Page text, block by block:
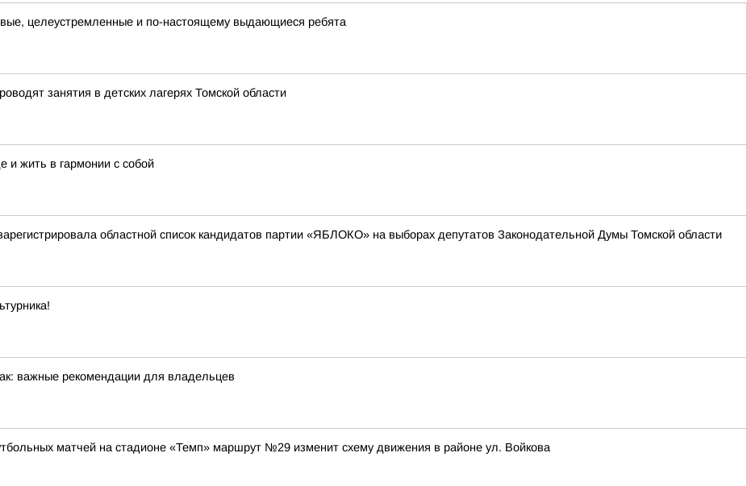
целеустремленные и по-настоящему выдающиеся ребята
занятия в детских лагерях Томской области
и жить в гармонии с собой
областной список кандидатов партии «ЯБЛОКО» на выборах депутатов Законодательной Думы Томской области
важные рекомендации для владельцев
матчей на стадионе «Темп» маршрут №29 изменит схему движения в районе ул. Войкова